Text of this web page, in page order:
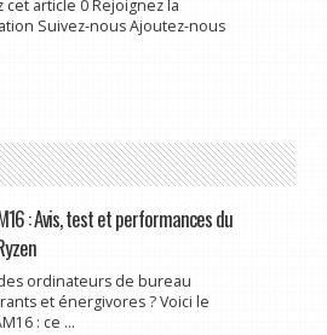
cet article 0 Rejoignez la
Suivez-nous Ajoutez-nous
: Avis, test et performances du
ordinateurs de bureau
et énergivores ? Voici le
: ce ...